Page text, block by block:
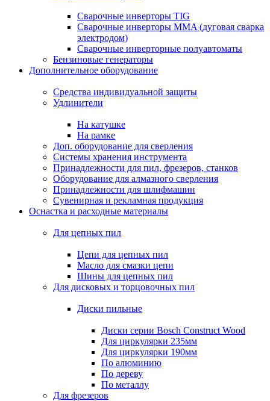
Сварочные инверторы TIG
Сварочные инверторы MMA (дуговая сварка
электродом)
Сварочные инверторные полуавтоматы
Бензиновые генераторы
Дополнительное оборудование
Средства индивидуальной защиты
Удлинители
На катушке
На рамке
Доп. оборудование для сверления
Системы хранения инструмента
Принадлежности для пил, фрезеров, станков
Оборудование для алмазного сверления
Принадлежности для шлифмашин
Сувенирная и рекламная продукция
Оснастка и расходные материалы
Для цепных пил
Цепи для цепных пил
Масло для смазки цепи
Шины для цепных пил
Для дисковых и торцовочных пил
Диски пильные
Диски серии Bosch Construct Wood
Для циркулярки 235мм
Для циркулярки 190мм
По алюминию
По дереву
По металлу
Для фрезеров